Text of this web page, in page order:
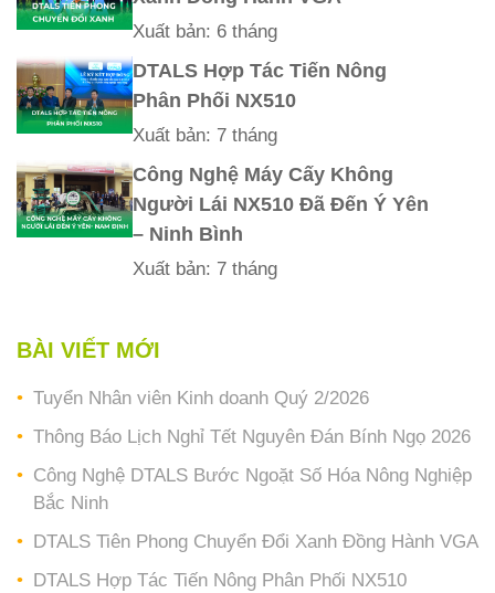
Xuất bản: 6 tháng
DTALS Hợp Tác Tiến Nông
Phân Phối NX510
Xuất bản: 7 tháng
Công Nghệ Máy Cấy Không
Người Lái NX510 Đã Đến Ý Yên
– Ninh Bình
Xuất bản: 7 tháng
BÀI VIẾT MỚI
Tuyển Nhân viên Kinh doanh Quý 2/2026
Thông Báo Lịch Nghỉ Tết Nguyên Đán Bính Ngọ 2026
Công Nghệ DTALS Bước Ngoặt Số Hóa Nông Nghiệp
Bắc Ninh
DTALS Tiên Phong Chuyển Đổi Xanh Đồng Hành VGA
DTALS Hợp Tác Tiến Nông Phân Phối NX510